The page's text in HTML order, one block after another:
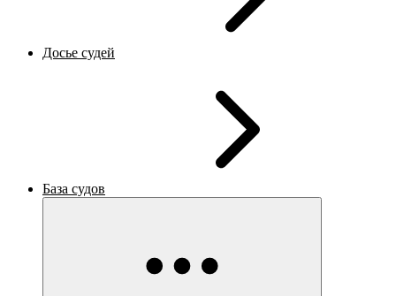
Досье судей
База судов